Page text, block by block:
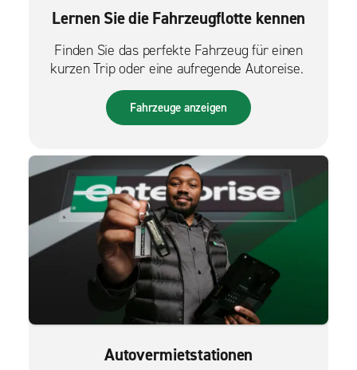
Lernen Sie die Fahrzeugflotte kennen
Finden Sie das perfekte Fahrzeug für einen
kurzen Trip oder eine aufregende Autoreise.
Fahrzeuge anzeigen
Autovermietstationen